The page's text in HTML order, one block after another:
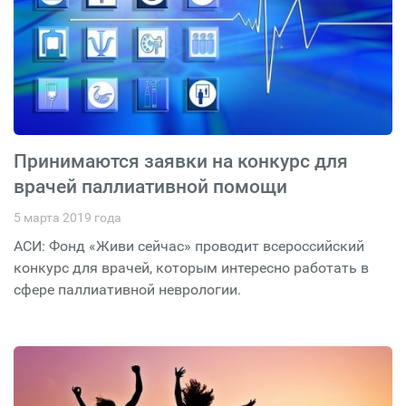
Принимаются заявки на конкурс для
врачей паллиативной помощи
5 марта 2019 года
АСИ: Фонд «Живи сейчас» проводит всероссийский
конкурс для врачей, которым интересно работать в
сфере паллиативной неврологии.